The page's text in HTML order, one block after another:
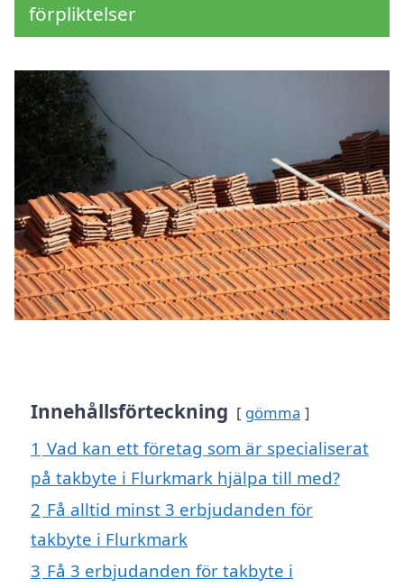
förpliktelser
Innehållsförteckning gömma
1 Vad kan ett företag som är specialiserat
på takbyte i Flurkmark hjälpa till med?
2 Få alltid minst 3 erbjudanden för
takbyte i Flurkmark
3 Få 3 erbjudanden för takbyte i